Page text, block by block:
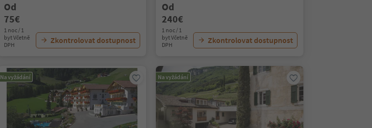
Od
75€
1 noc / 1
byt Včetně
DPH
Zkontrolovat dostupnost
Od
240€
1 noc / 1
byt Včetně
DPH
Zkontrolovat dostupnost
Na vyžádání Na vyžádání